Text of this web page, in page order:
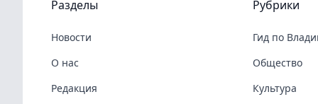
Разделы
Новости
О нас
Редакция
Рубрики
Гид по
Общество
Культура